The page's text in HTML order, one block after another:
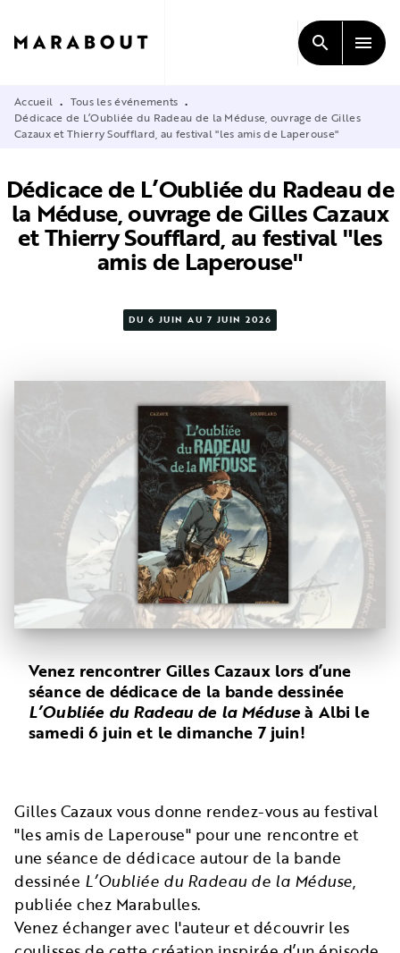
CONTENU
search menu
Accueil • Tous les événements •
Dédicace de L’Oubliée du Radeau de la Méduse, ouvrage de Gilles
Cazaux et Thierry Soufflard, au festival "les amis de Laperouse"
Dédicace de L’Oubliée du Radeau de
la Méduse, ouvrage de Gilles Cazaux
et Thierry Soufflard, au festival "les
amis de Laperouse"
DU 6 JUIN AU 7 JUIN 2026
Venez rencontrer Gilles Cazaux lors d’une
séance de dédicace de la bande dessinée
L’Oubliée du Radeau de la Méduseà Albi le
samedi 6 juin et le dimanche 7 juin!
Gilles Cazaux vous donne rendez-vous aufestival
"les amis de Laperouse" pour une rencontre et
une séance de dédicace autour de la bande
dessinée L’Oubliée du Radeau de la Méduse,
publiée chez Marabulles.
Venez échanger avec l'auteur et découvrir les